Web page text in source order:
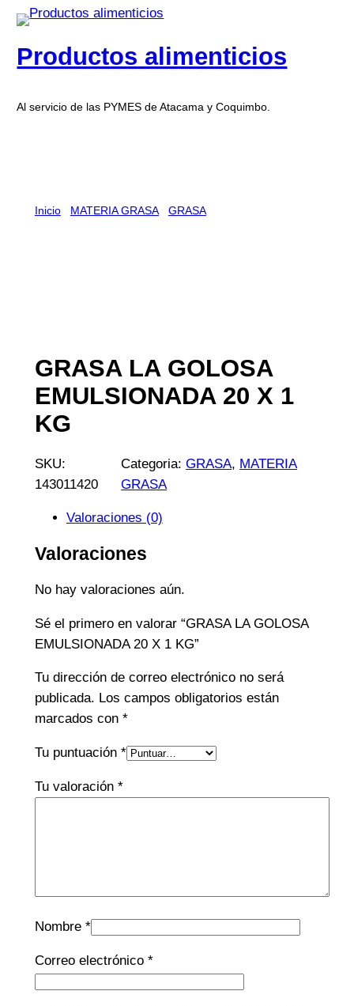
Productos alimenticios
Al servicio de las PYMES de Atacama y Coquimbo.
Inicio/ MATERIA GRASA/ GRASA/ GRASA LA GOLOSA
GRASA LA GOLOSA
EMULSIONADA 20 X 1
KG
SKU:
143011420
Categoria:GRASA, MATERIA
GRASA
Valoraciones (0)
Valoraciones
No hay valoraciones aún.
Sé el primero en valorar “GRASA LA GOLOSA
EMULSIONADA 20 X 1 KG”
Tu dirección de correo electrónico no será
publicada. Los campos obligatorios están
marcados con *
Tu puntuación *
Tu valoración *
Nombre *
Correo electrónico *